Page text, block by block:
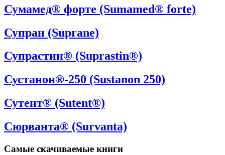
Сумамед® форте (Sumamed® forte)
Супран (Suprane)
Супрастин® (Suprastin®)
Сустанон®-250 (Sustanon 250)
Сутент® (Sutent®)
Сюрванта® (Survanta)
Самые скачиваемые книги